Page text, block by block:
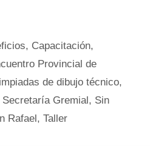
, Capacitación,
Provincial de
de dibujo técnico,
Secretaría Gremial , Sin
Rafael , Taller